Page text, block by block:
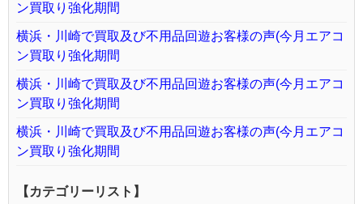
ン買取り強化期間
横浜・川崎で買取及び不用品回遊お客様の声(今月エアコ
ン買取り強化期間
横浜・川崎で買取及び不用品回遊お客様の声(今月エアコ
ン買取り強化期間
横浜・川崎で買取及び不用品回遊お客様の声(今月エアコ
ン買取り強化期間
【カテゴリーリスト】